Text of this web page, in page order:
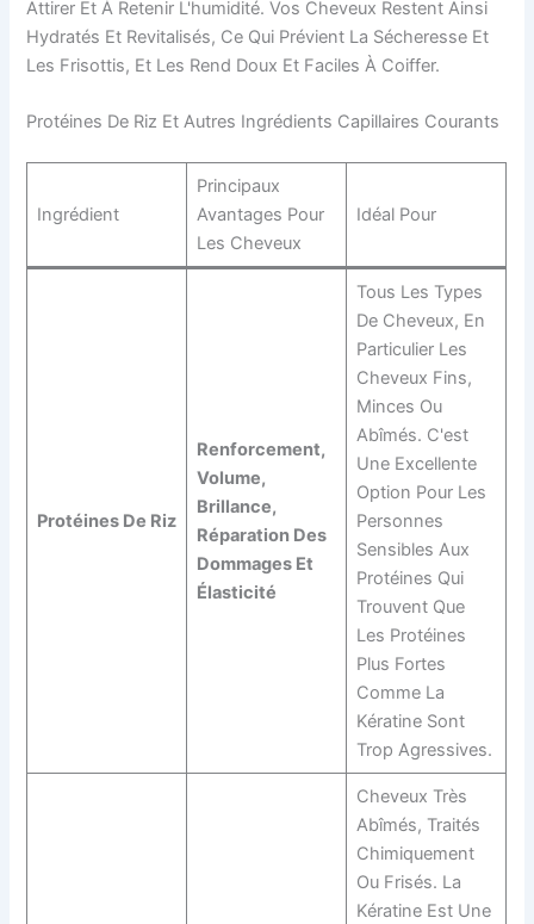
Attirer Et À Retenir L'humidité. Vos Cheveux Restent Ainsi
Hydratés Et Revitalisés, Ce Qui Prévient La Sécheresse Et
Les Frisottis, Et Les Rend Doux Et Faciles À Coiffer.
Protéines De Riz Et Autres Ingrédients Capillaires Courants
Ingrédient
Principaux
Avantages Pour
Les Cheveux
Idéal Pour
Protéines De Riz
Renforcement,
Volume,
Brillance,
Réparation Des
Dommages Et
Élasticité
Tous Les Types
De Cheveux, En
Particulier Les
Cheveux Fins,
Minces Ou
Abîmés. C'est
Une Excellente
Option Pour Les
Personnes
Sensibles Aux
Protéines Qui
Trouvent Que
Les Protéines
Plus Fortes
Comme La
Kératine Sont
Trop Agressives.
Cheveux Très
Abîmés, Traités
Chimiquement
Ou Frisés. La
Kératine Est Une